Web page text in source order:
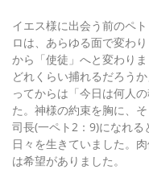
イエス様に出会う前のペ
ロは、あらゆる面で変わ
から「使徒」へと変わり
どれくらい捕れるだろう
ってからは「今日は何人
た。神様の約束を胸に、
司長(一ペト2：9)になれ
日々を生きていました。
は希望がありました。